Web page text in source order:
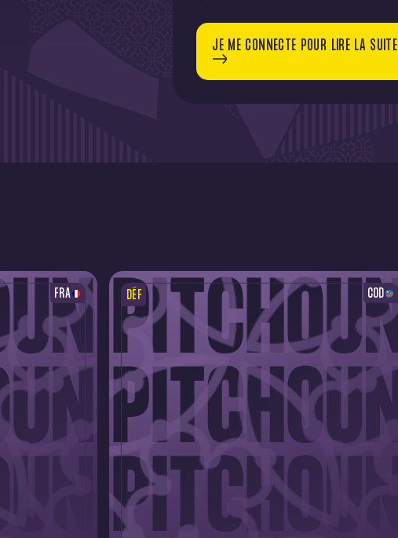
JE ME CONNECTE POUR LIRE LA SUITE
FRA DÉF COD